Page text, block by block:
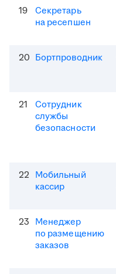
19
Секретарь
на ресепшен
20 Бортпроводник
21
Сотрудник
службы
безопасности
22 Мобильный
кассир
23 Менеджер
по размещению
заказов